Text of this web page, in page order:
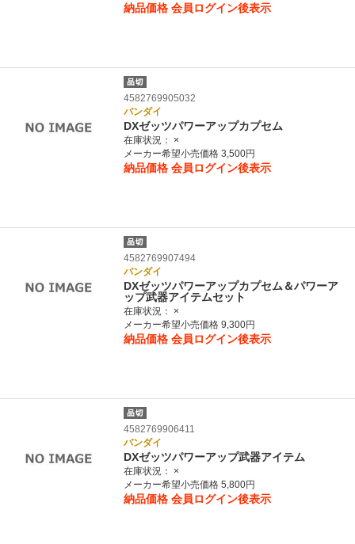
納品価格 会員ログイン後表示
4582769905032
バンダイ
DXゼッツパワーアップカプセム
在庫状況：
×
メーカー希望小売価格 3,500円
納品価格 会員ログイン後表示
4582769907494
バンダイ
DXゼッツパワーアップカプセム＆パワーア
ップ武器アイテムセット
在庫状況：
×
メーカー希望小売価格 9,300円
納品価格 会員ログイン後表示
4582769906411
バンダイ
DXゼッツパワーアップ武器アイテム
在庫状況：
×
メーカー希望小売価格 5,800円
納品価格 会員ログイン後表示